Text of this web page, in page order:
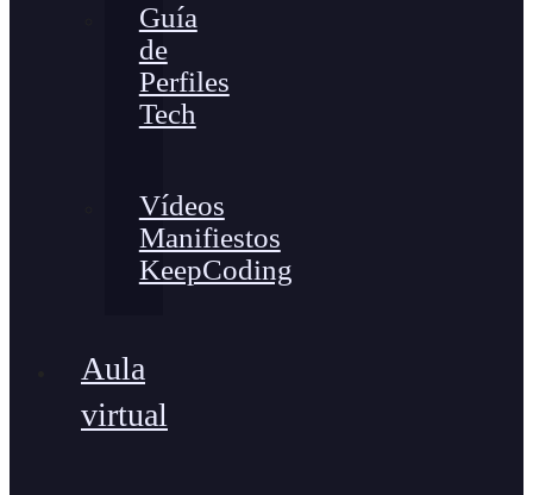
Guía
de
Perfiles
Tech
Vídeos
Manifiestos
KeepCoding
Aula
virtual